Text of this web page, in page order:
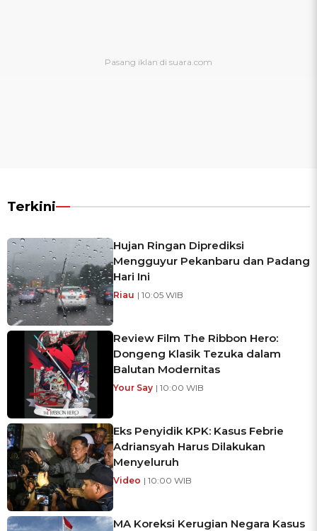
Terkini
Hujan Ringan Diprediksi
Mengguyur Pekanbaru dan Padang
Hari Ini
Riau | 10:05 WIB
Review Film The Ribbon Hero:
Dongeng Klasik Tezuka dalam
Balutan Modernitas
Your Say | 10:00 WIB
Eks Penyidik KPK: Kasus Febrie
Adriansyah Harus Dilakukan
Menyeluruh
Video | 10:00 WIB
MA Koreksi Kerugian Negara Kasus